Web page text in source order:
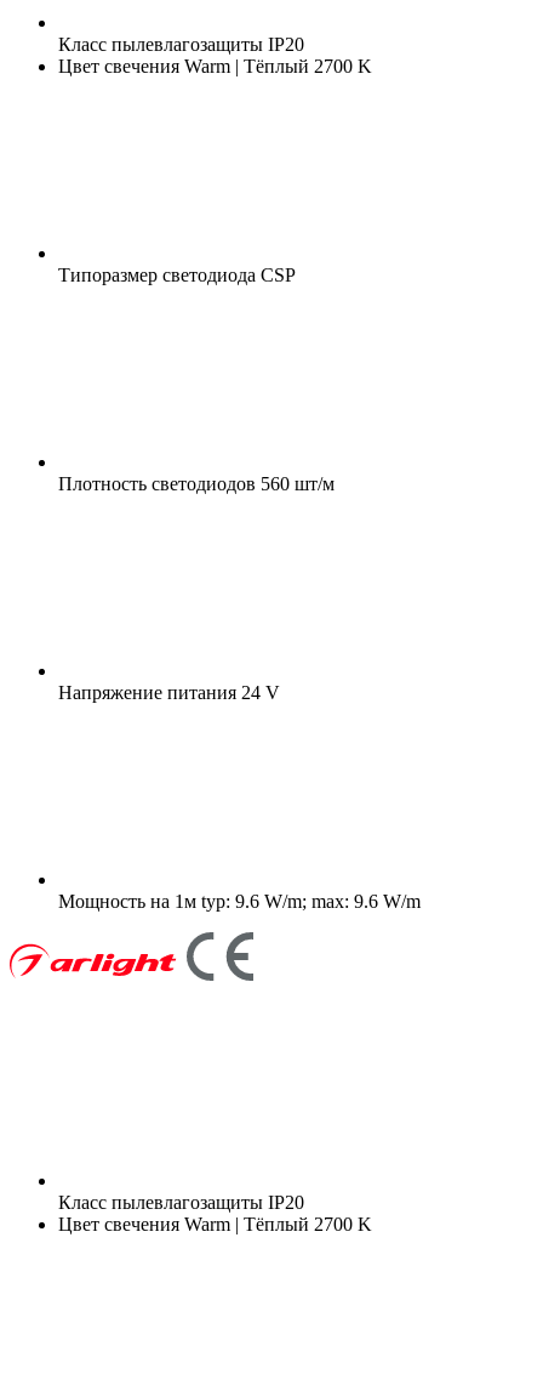
Класс пылевлагозащиты IP20
Цвет свечения Warm | Тёплый 2700 K
Типоразмер светодиода CSP
Плотность светодиодов 560 шт/м
Напряжение питания 24 V
Мощность на 1м typ: 9.6 W/m; max: 9.6 W/m
Класс пылевлагозащиты IP20
Цвет свечения Warm | Тёплый 2700 K